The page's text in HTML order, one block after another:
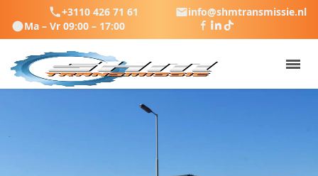
+3110 426 71 61
info@shmtransmissie.nl
Ma – Vr 09:00 – 17:00